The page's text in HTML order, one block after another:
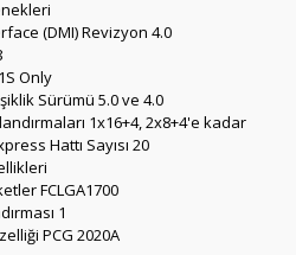
(DMI) Revizyon 4.0
1S Only
Sürümü 5.0 ve 4.0
1x16+4, 2x8+4'e kadar
Hattı Sayısı 20
FCLGA1700
1
PCG 2020A